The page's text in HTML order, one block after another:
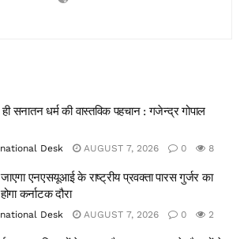
सनातन धर्म की वास्तविक पहचान : गजेन्द्र गोपाल
Desk AUGUST 7, 2026 0 8
एनएसयूआई के राष्ट्रीय प्रवक्ता पारस गुर्जर का
कर्नाटक दौरा
Desk AUGUST 7, 2026 0 2